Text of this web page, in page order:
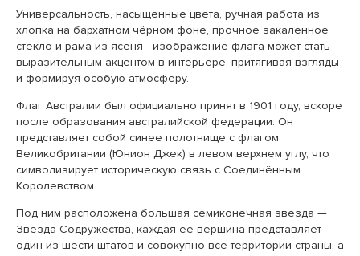
Универсальность, насыщенные цвета, ручная работа из
хлопка на бархатном чёрном фоне, прочное закаленное
стекло и рама из ясеня - изображение флага может стать
выразительным акцентом в интерьере, притягивая взгляды
и формируя особую атмосферу.
Флаг Австралии был официально принят в 1901 году, вскоре
после образования австралийской федерации. Он
представляет собой синее полотнище с флагом
Великобритании (Юнион Джек) в левом верхнем углу, что
символизирует историческую связь с Соединённым
Королевством.
Под ним расположена большая семиконечная звезда —
Звезда Содружества, каждая её вершина представляет
один из шести штатов и совокупно все территории страны, а